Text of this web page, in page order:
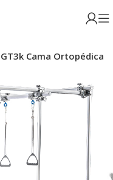
GT3k Cama Ortopédica